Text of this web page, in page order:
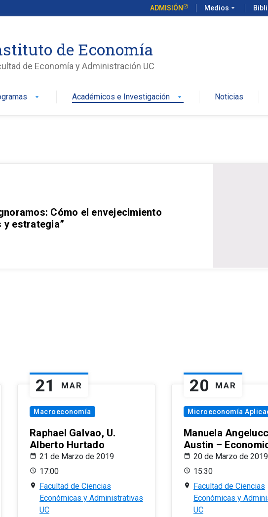
ADMISIÓN Medios arrow_drop_down
de Economía
de Economía y Administración UC
arrow_drop_down Académicos e Investigación arrow_drop_down Noticias
Cómo el envejecimiento
y estrategia”
21 MAR
Macroeconomía
Raphael Galvao, U.
Alberto Hurtado
21 de Marzo de 2019
17:00
Facultad de Ciencias
Económicas y Administrativas
UC
20 MAR
Microeconomía
Manuela
Austin –
20 de Marzo de 2019
15:30
Facultad de Ciencias
Económicas y
UC